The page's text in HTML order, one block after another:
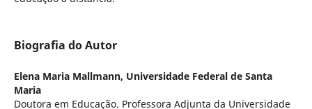
Biografia do Autor
Elena Maria Mallmann, Universidade Federal de Santa
Maria
Doutora em Educação. Professora Adjunta da Universidade